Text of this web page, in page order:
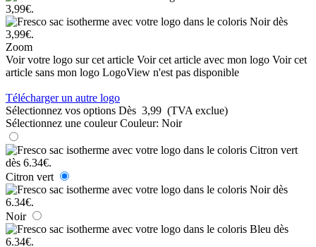
Zoom
Voir votre logo sur cet article Voir cet article avec mon logo Voir cet
article sans mon logo LogoView n'est pas disponible
Télécharger un autre logo
Sélectionnez vos options Dès 3,99 (TVA exclue)
Sélectionnez une couleur Couleur: Noir
Citron vert
Noir